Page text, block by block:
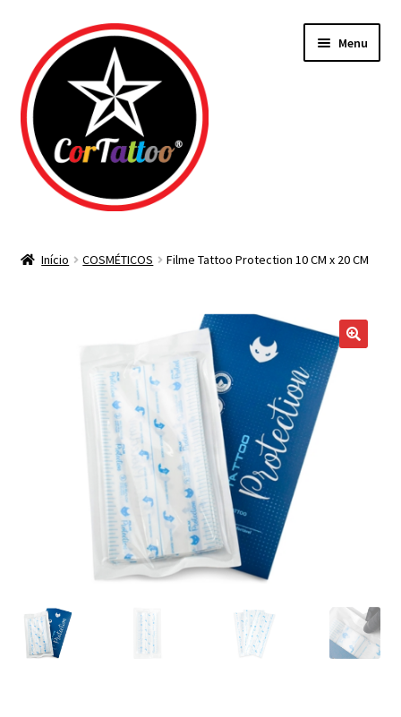
para
navegação
para
o
conteúdo
Menu
Início COSMÉTICOS Filme Tattoo Protection 10 CM x 20 CM